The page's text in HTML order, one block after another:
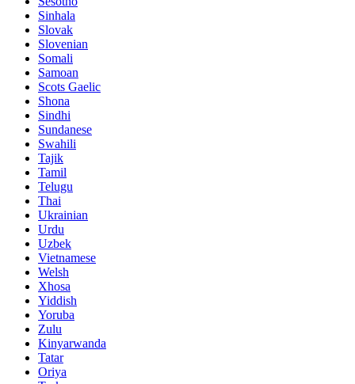
Sinhala
Slovak
Slovenian
Somali
Samoan
Scots Gaelic
Shona
Sindhi
Sundanese
Swahili
Tajik
Tamil
Telugu
Thai
Ukrainian
Urdu
Uzbek
Vietnamese
Welsh
Xhosa
Yiddish
Yoruba
Zulu
Kinyarwanda
Tatar
Oriya